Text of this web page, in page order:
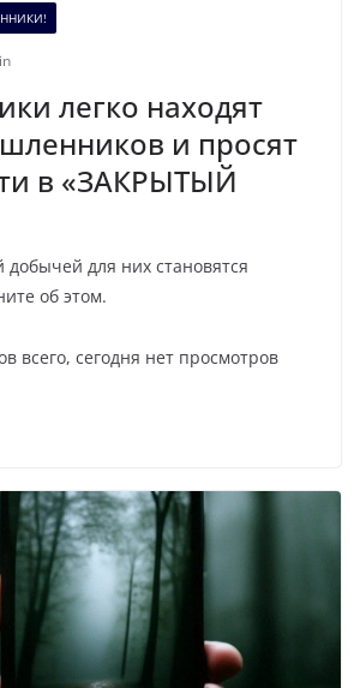
легко находят
и просят
в «ЗАКРЫТЫЙ
добычей для них становятся
об этом.
всего, сегодня нет просмотров